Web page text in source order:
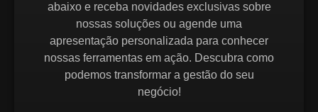
abaixo e receba novidades exclusivas sobre
nossas soluções ou agende uma
apresentação personalizada para conhecer
nossas ferramentas em ação. Descubra como
podemos transformar a gestão do seu
negócio!